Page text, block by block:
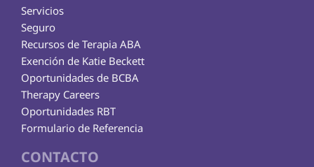
Servicios
Seguro
Exención de Katie Beckett
Recursos de Terapia ABA
Therapy Careers
Oportunidades de BCBA
Oportunidades RBT
Formulario de Referencia
CONTACTO